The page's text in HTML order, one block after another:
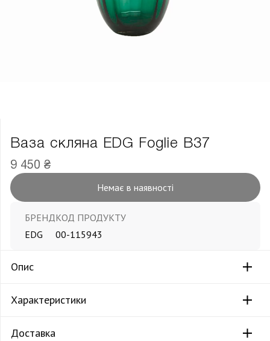
Ваза скляна EDG Foglie В37
9 450 ₴
Немає в наявності
БРЕНД
EDG
КОД ПРОДУКТУ
00-115943
Опис
Характеристики
Доставка